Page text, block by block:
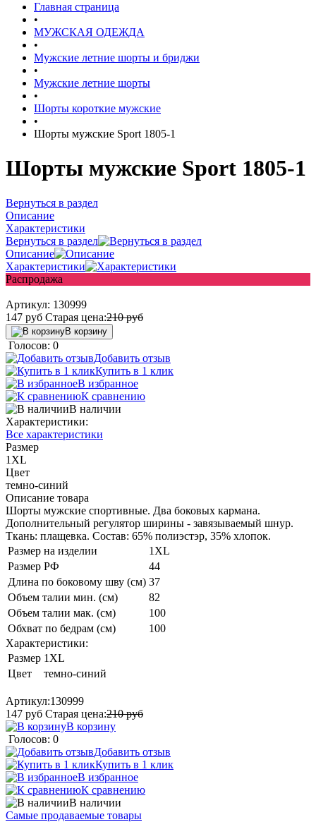
Главная страница
•
МУЖСКАЯ ОДЕЖДА
•
Мужские летние шорты и бриджи
•
Мужские летние шорты
•
Шорты короткие мужские
•
Шорты мужские Sport 1805-1
Шорты мужские Sport 1805-1
Вернуться в раздел
Описание
Характеристики
Вернуться в раздел
Описание
Характеристики
Распродажа
Артикул: 130999
147 руб Старая цена:210руб
В корзину
Голосов: 0
Добавить отзыв
Купить в 1 клик
В избранное
К сравнению
В наличии
Характеристики:
Все характеристики
Размер
1XL
Цвет
темно-синий
Описание товара
Шорты мужские спортивные. Два боковых кармана.
Дополнительный регулятор ширины - завязываемый шнур.
Ткань: плащевка. Состав: 65% полиэстэр, 35% хлопок.
Размер на изделии
1XL
Размер РФ
44
Длина по боковому шву (см) 37
Объем талии мин. (см)
82
Объем талии мак. (см)
100
Обхват по бедрам (см)
100
Характеристики:
Размер 1XL
Цвет
темно-синий
Артикул:130999
147 руб Старая цена:210руб
В корзину
Голосов: 0
Добавить отзыв
Купить в 1 клик
В избранное
К сравнению
В наличии
Самые продаваемые товары